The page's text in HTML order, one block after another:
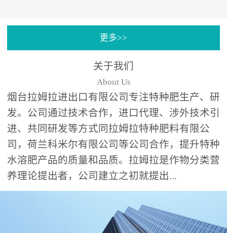
分中心”的科研开发系统，
更多>>
关于我们
About Us
烟台拉姆拉进出口有限公司专注特种肥生产、研
发。公司通过技术合作，进口代理、涉外技术引
进、共同研发等方式同拉姆拉特种肥料有限公
司，荷兰科米尔有限公司等公司合作，提升特种
水溶肥产品的质量和品质。拉姆拉是作物分类营
养理论提出者，公司建立之初就提出...